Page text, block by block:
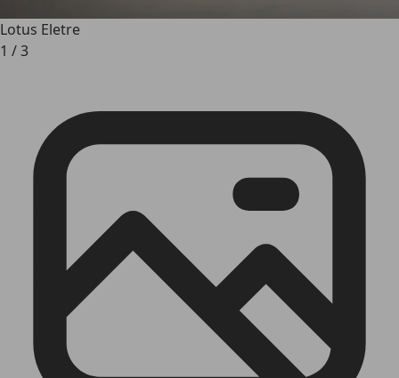
Lotus Eletre
1 /3